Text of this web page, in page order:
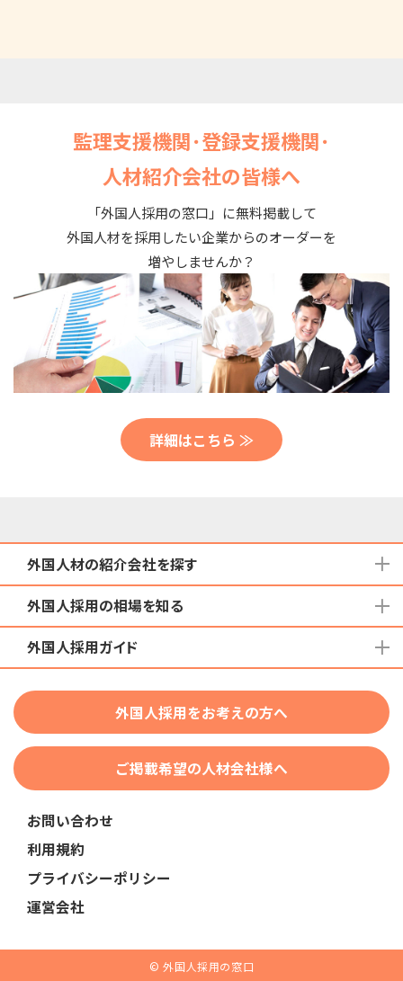
監理支援機関･登録支援機関･
人材紹介会社の皆様へ
「外国人採用の窓口」に無料掲載して
外国人材を採用したい企業からのオーダーを
増やしませんか？
詳細はこちら ≫
外国人材の紹介会社を探す
地域から検索する
国籍から検索する
在留資格から検索する
団体種別から探す
業界・職種から検索する
外国人採用の相場を知る
育成就労外国人の受け入れ相場
技人国・高度人材の受け入れ相場
外国人採用ガイド
特定技能
技術・人文知識・国際業務
助成金
教育・研修
人事・労務
採用サービス・ツール
外国人採用をお考えの方へ
ご掲載希望の人材会社様へ
お問い合わせ
利用規約
プライバシーポリシー
運営会社
© 外国人採用の窓口